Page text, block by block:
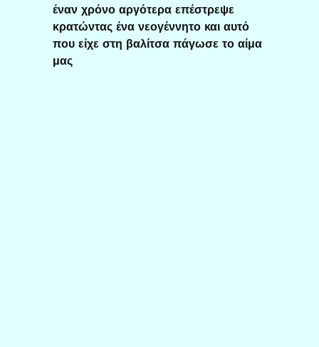
έναν χρόνο αργότερα επέστρεψε
κρατώντας ένα νεογέννητο και αυτό
που είχε στη βαλίτσα πάγωσε το αίμα
μας